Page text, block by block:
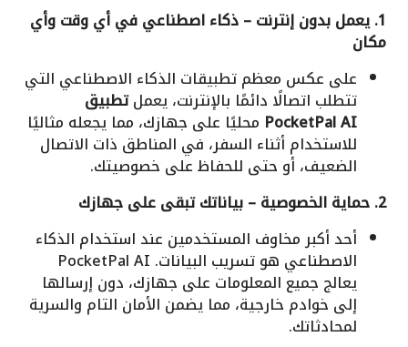
1. يعمل بدون إنترنت – ذكاء اصطناعي في أي وقت وأي
مكان
على عكس معظم تطبيقات الذكاء الاصطناعي التي
تتطلب اتصالًا دائمًا بالإنترنت، يعملتطبيق
PocketPal AI محليًا على جهازك، مما يجعله مثاليًا
للاستخدام أثناء السفر، في المناطق ذات الاتصال
الضعيف، أو حتى للحفاظ على خصوصيتك.
2. حماية الخصوصية – بياناتك تبقى على جهازك
أحد أكبر مخاوف المستخدمين عند استخدام الذكاء
الاصطناعي هو تسريب البيانات. PocketPal AI
يعالج جميع المعلومات على جهازك، دون إرسالها
إلى خوادم خارجية، مما يضمن الأمان التام والسرية
لمحادثاتك.